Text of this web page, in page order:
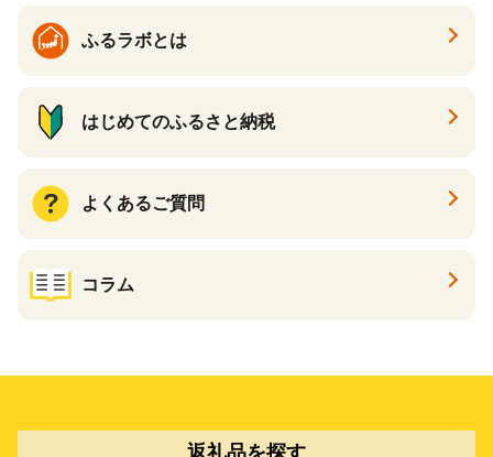
ふるラボとは
はじめてのふるさと納税
よくあるご質問
コラム
返礼品を探す